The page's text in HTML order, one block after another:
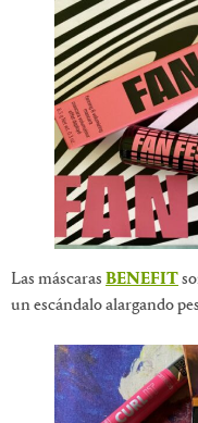
Las máscaras BENEFIT
un escándalo alargando